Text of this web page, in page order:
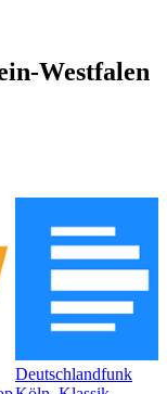
Westfalen
Deutschlandfunk